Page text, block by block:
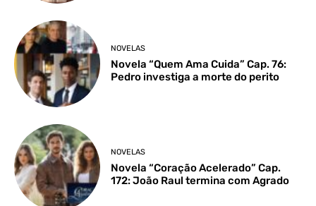
NOVELAS
Novela “Quem Ama Cuida” Cap. 76:
Pedro investiga a morte do perito
NOVELAS
Novela “Coração Acelerado” Cap.
172: João Raul termina com Agrado